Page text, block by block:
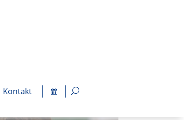
Kontakt